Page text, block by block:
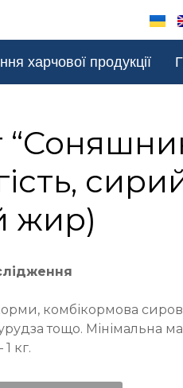
харчової продукції
жир)
комбікормова
тощо. Мінімальна
кг.